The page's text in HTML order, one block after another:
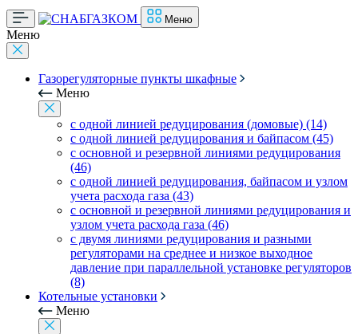
Меню
Меню
Газорегуляторные пункты шкафные
Меню
с одной линией редуцирования (домовые) (14)
с одной линией редуцирования и байпасом (45)
с основной и резервной линиями редуцирования
(46)
с одной линией редуцирования, байпасом и узлом
учета расхода газа (43)
с основной и резервной линиями редуцирования и
узлом учета расхода газа (46)
с двумя линиями редуцирования и разными
регуляторами на среднее и низкое выходное
давление при параллельной установке регуляторов
(8)
Котельные установки
Меню